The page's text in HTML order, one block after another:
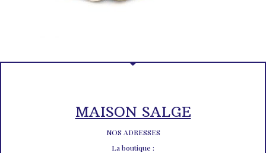
MAISON SALGE
NOS ADRESSES
La boutique :